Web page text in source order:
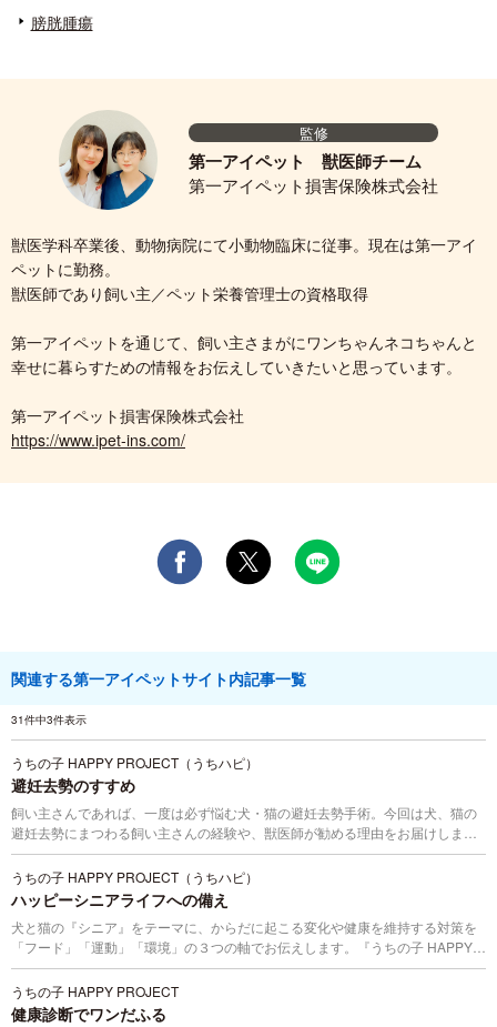
膀胱腫瘍
監修
第一アイペット 獣医師チーム
第一アイペット損害保険株式会社
獣医学科卒業後、動物病院にて小動物臨床に従事。現在は第一アイ
ペットに勤務。
獣医師であり飼い主／ペット栄養管理士の資格取得
第一アイペットを通じて、飼い主さまがにワンちゃんネコちゃんと
幸せに暮らすための情報をお伝えしていきたいと思っています。
第一アイペット損害保険株式会社
https://www.ipet-ins.com/
関連する第一アイペットサイト内記事一覧
31件中3件表示
うちの子 HAPPY PROJECT（うちハピ）
避妊去勢のすすめ
飼い主さんであれば、一度は必ず悩む犬・猫の避妊去勢手術。今回は犬、猫の
避妊去勢にまつわる飼い主さんの経験や、獣医師が勧める理由をお届けしま
す。うちの子 HAPPY PROJECT（うちハピ）はペットの痛み、飼い主さんの後
悔を無くしたいという”想い”から始まりました。
うちの子 HAPPY PROJECT（うちハピ）
ハッピーシニアライフへの備え
犬と猫の『シニア』をテーマに、からだに起こる変化や健康を維持する対策を
「フード」「運動」「環境」の３つの軸でお伝えします。『うちの子 HAPPY
PROJECT』は犬・猫の病気や事故を未然に防ぐための対策を紹介する、獣医師
監修の専門情報コンテンツです。
うちの子 HAPPY PROJECT
健康診断でワンだふる